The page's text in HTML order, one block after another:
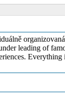
leading of